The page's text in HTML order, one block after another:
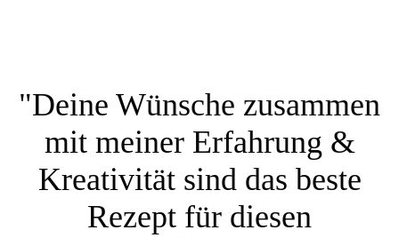
"Deine Wünsche zusammen
mit meiner Erfahrung &
Kreativität sind das beste
Rezept für diesen